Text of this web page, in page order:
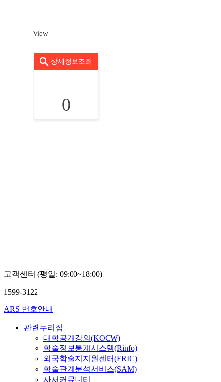
View
상세정보조회
0
고객센터 (평일: 09:00~18:00)
1599-3122
ARS 번호안내
관련누리집
대학공개강의(KOCW)
학술정보통계시스템(Rinfo)
외국학술지지원센터(FRIC)
학술관계분석서비스(SAM)
사서커뮤니티